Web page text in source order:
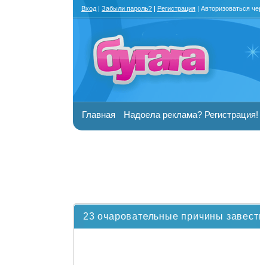
23 очаровательные причины
Вход | Забыли пароль? | Регистрация | Авторизоваться
Главная Надоела реклама? Регистрация!